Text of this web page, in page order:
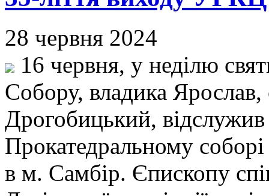
28 червня 2024
16 червня, у неділю
Собору, владика
Дрогобицький,
Прокатедральному
в м. Самбір. Єпископу